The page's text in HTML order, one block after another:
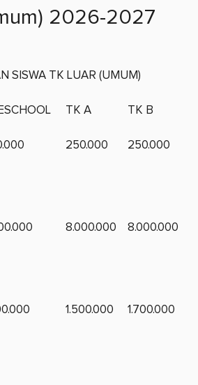
2026-2027
SISWA TK LUAR (UMUM)
TK A TK B
250.000 250.000
8.000.000 8.000.000
1.500.000 1.700.000